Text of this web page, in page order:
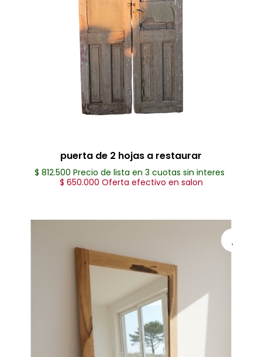
puerta de 2 hojas a restaurar
$ 812.500 Precio de lista en 3 cuotas sin interes
$ 650.000 Oferta efectivo en salon